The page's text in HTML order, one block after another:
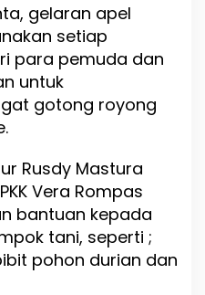
gelaran apel
setiap
para pemuda dan
untuk
gotong royong
Rusdy Mastura
Vera Rompas
bantuan kepada
tani, seperti ;
pohon durian dan